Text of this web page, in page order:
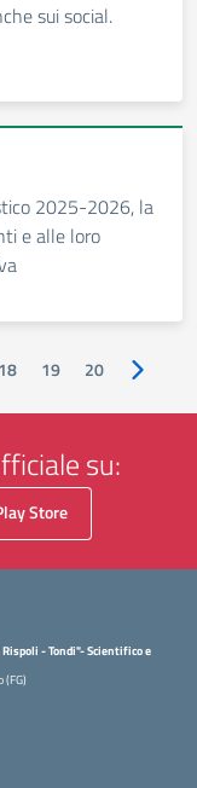
sui social.
2025-2026, la
e alle loro
18 19 20 Pagina
su:
Store
Rispoli - Tondi"- Scientifico e
(FG)